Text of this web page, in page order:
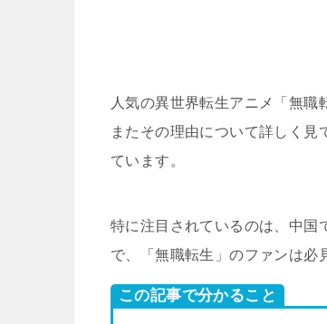
人気の異世界転生アニメ「無職
またその理由について詳しく見
ています。
特に注目されているのは、中国
で、「無職転生」のファンは必
この記事で分かること